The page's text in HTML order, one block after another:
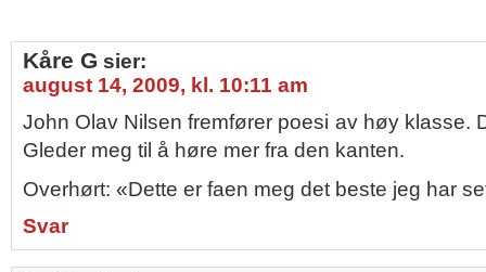
Kåre G sier:
august 14, 2009, kl. 10:11 am
John Olav Nilsen fremfører poesi av høy klasse.
Gleder meg til å høre mer fra den kanten.
Overhørt: «Dette er faen meg det beste jeg har
Svar